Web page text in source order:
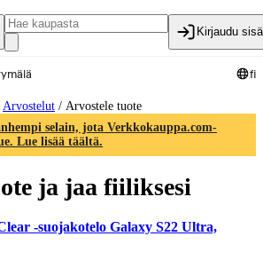
Kirjaudu
fi
Arvostelut / Arvostele tuote
selain, jota Verkkokauppa.com-
Lue lisää täältä.
ja jaa fiiliksesi
-suojakotelo Galaxy S22 Ultra,